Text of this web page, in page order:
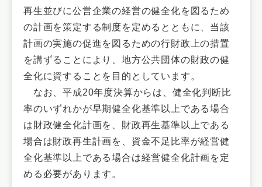
再生並びに公営企業の経営の健全化を図るため
の計画を策定する制度を定めるとともに、当該
計画の実施の促進を図るための行財政上の措置
を講ずることにより、地方公共団体の財政の健
全化に資することを目的としています。
なお、平成20年度決算からは、健全化判断比
率のいずれかが早期健全化基準以上である場合
は財政健全化計画を、財政再生基準以上である
場合は財政再生計画を、資金不足比率が経営健
全化基準以上である場合は経営健全化計画を定
める必要があります。